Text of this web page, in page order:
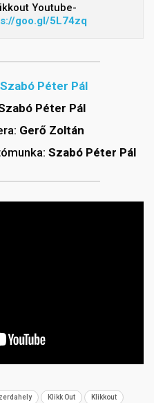
Youtube-
goo.gl/5L74zq
Szabó Péter Pál
Péter Pál
Gerő Zoltán
Szabó Péter Pál
Klikk Out Klikkout